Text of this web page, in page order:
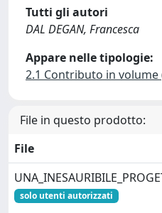
Tutti gli autori
DAL DEGAN, Francesca
Appare nelle tipologie:
2.1 Contributo in volume
File in questo prodotto:
File
solo utenti autorizzati